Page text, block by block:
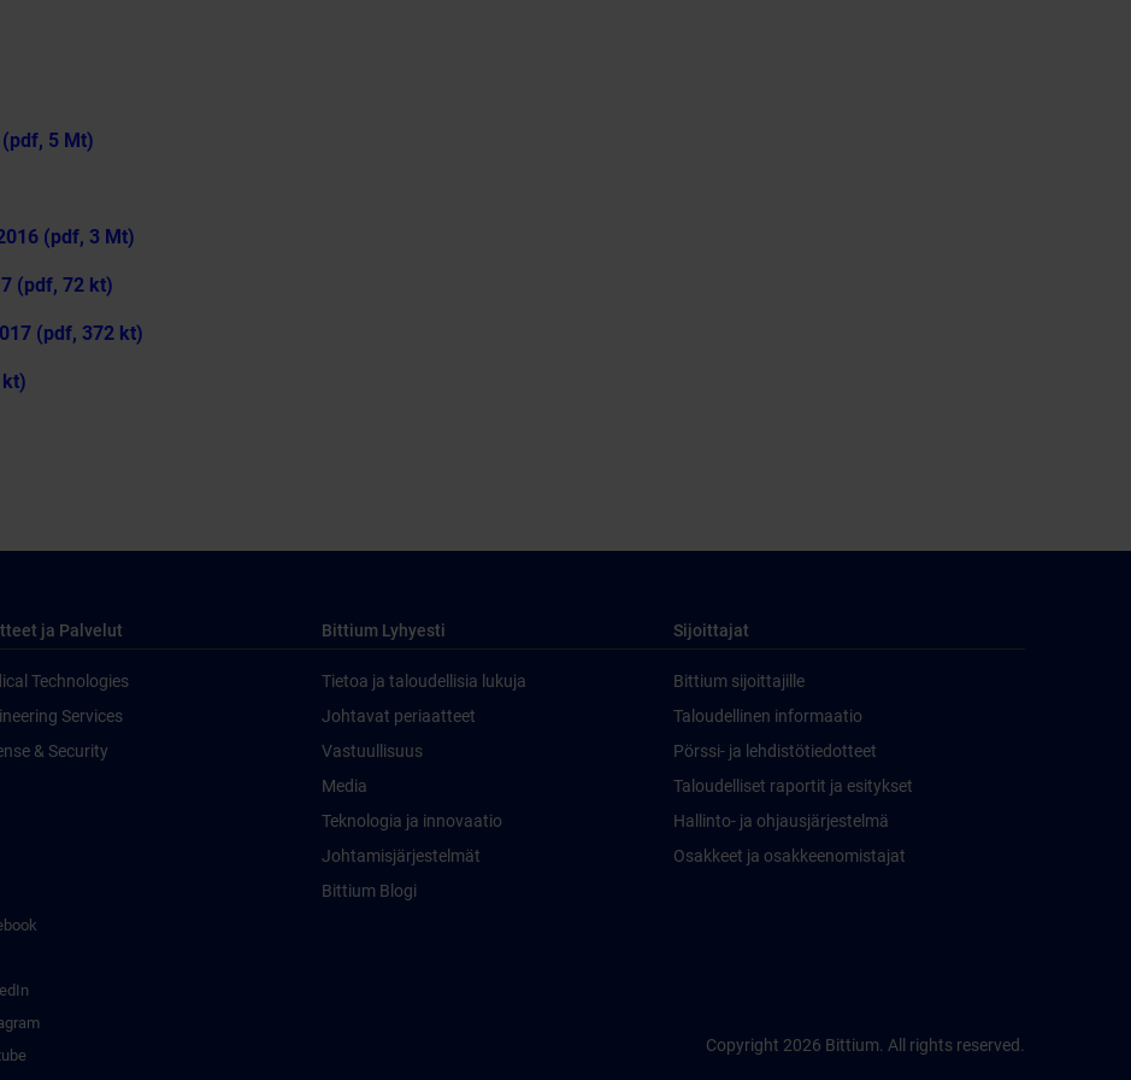
5 Mt)
(pdf, 3 Mt)
(pdf, 72 kt)
(pdf, 372 kt)
ja Palvelut
Technologies
Services
& Security
Bittium Lyhyesti
Tietoa ja taloudellisia lukuja
Johtavat periaatteet
Vastuullisuus
Media
Teknologia ja innovaatio
Johtamisjärjestelmät
Bittium Blogi
Sijoittajat
Bittium sijoittajille
Taloudellinen informaatio
Pörssi- ja lehdistötiedotteet
Taloudelliset raportit ja esitykset
Hallinto- ja ohjausjärjestelmä
Osakkeet ja osakkeenomistajat
Copyright 2026 Bittium. All rights reserved.